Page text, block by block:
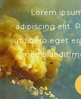
Lorem
adipiscing elit.
ut libero eget
nec blandit